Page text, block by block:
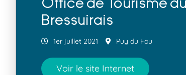
Office de Tourisme
Bressuirais
1er juillet 2021 Puy du Fou
Voir le site Internet